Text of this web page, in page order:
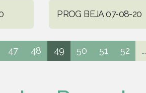
PROG BEJA 07-08-20
47 48 49 50 51 52 ...